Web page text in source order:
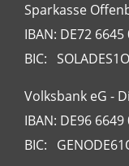
Sparkasse
IBAN: DE72
BIC:
Volksbank eG -
IBAN: DE96
BIC: